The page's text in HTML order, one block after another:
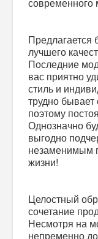
Предлагается
лучшего
Последние
вас приятно
стиль и
трудно
поэтому
Однозначно
выгодно
незаменимым
жизни!
Целостный
сочетание
Несмотря на
непременно